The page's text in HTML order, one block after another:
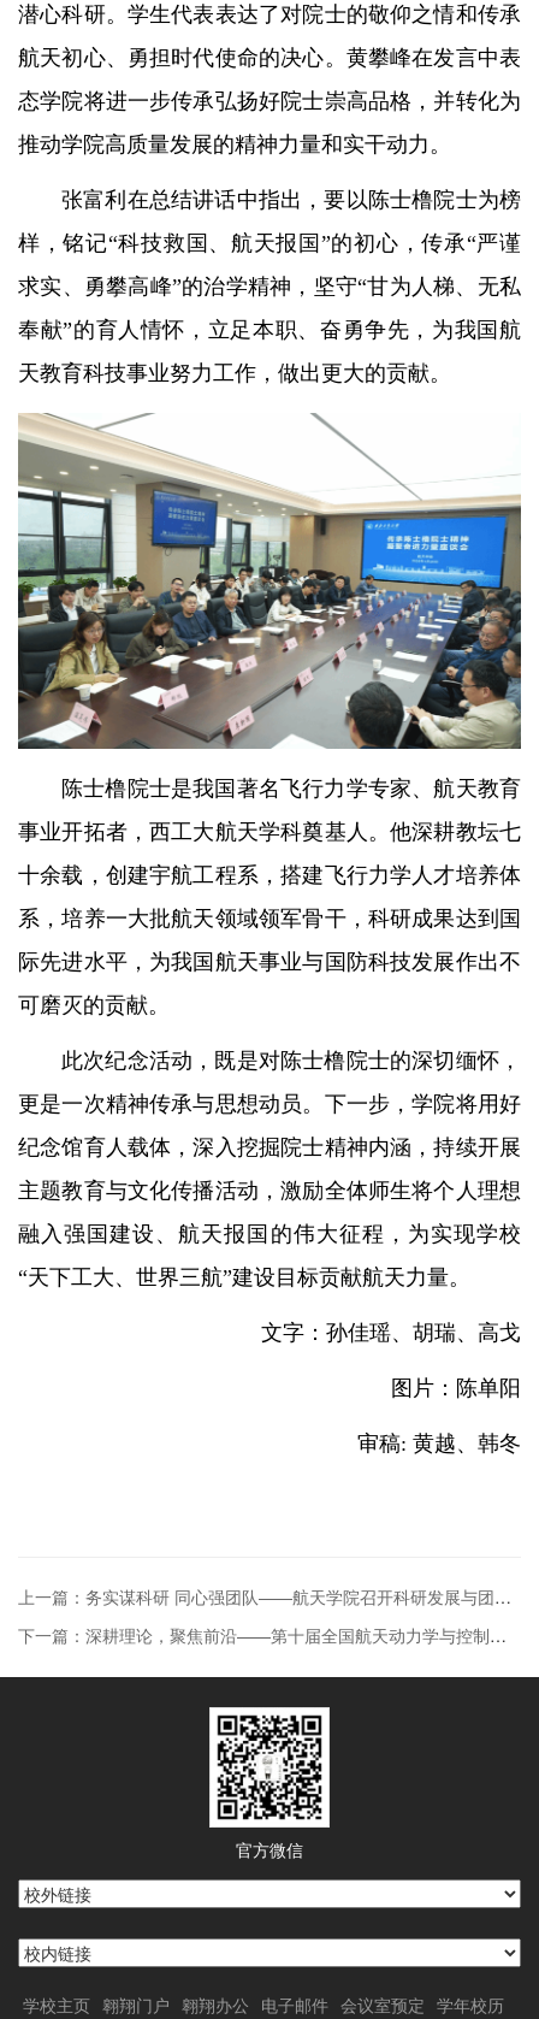
潜心科研。学生代表表达了对院士的敬仰之情和传承
航天初心、勇担时代使命的决心。黄攀峰在发言中表
态学院将进一步传承弘扬好院士崇高品格，并转化为
推动学院高质量发展的精神力量和实干动力。
张富利在总结讲话中指出，要以陈士橹院士为榜
样，铭记“科技救国、航天报国”的初心，传承“严谨
求实、勇攀高峰”的治学精神，坚守“甘为人梯、无私
奉献”的育人情怀，立足本职、奋勇争先，为我国航
天教育科技事业努力工作，做出更大的贡献。
陈士橹院士是我国著名飞行力学专家、航天教育
事业开拓者，西工大航天学科奠基人。他深耕教坛七
十余载，创建宇航工程系，搭建飞行力学人才培养体
系，培养一大批航天领域领军骨干，科研成果达到国
际先进水平，为我国航天事业与国防科技发展作出不
可磨灭的贡献。
此次纪念活动，既是对陈士橹院士的深切缅怀，
更是一次精神传承与思想动员。下一步，学院将用好
纪念馆育人载体，深入挖掘院士精神内涵，持续开展
主题教育与文化传播活动，激励全体师生将个人理想
融入强国建设、航天报国的伟大征程，为实现学校
“天下工大、世界三航”建设目标贡献航天力量。
文字：孙佳瑶、胡瑞、高戈
图片：陈单阳
审稿: 黄越、韩冬
上一篇：务实谋科研 同心强团队——航天学院召开科研发展与团队建设研讨会
下一篇：深耕理论，聚焦前沿——第十届全国航天动力学与控制青年学者论坛会议在西安召开
官方微信
学校主页 翱翔门户 翱翔办公 电子邮件 会议室预定 学年校历